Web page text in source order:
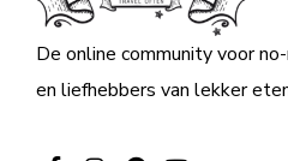
De online community voor
en liefhebbers van lekker